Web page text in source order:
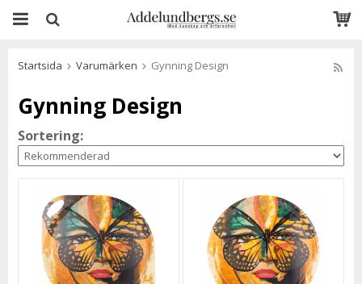
Startsida Varumärken Gynning Design
Gynning Design
Sortering: